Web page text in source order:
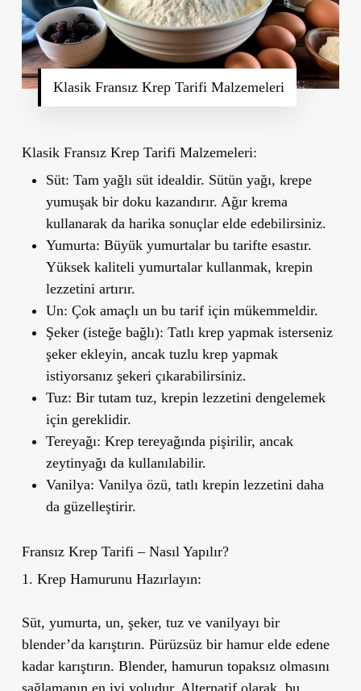
Klasik Fransız Krep Tarifi Malzemeleri
Klasik Fransız Krep Tarifi Malzemeleri:
Süt: Tam yağlı süt idealdir. Sütün yağı, krepe
yumuşak bir doku kazandırır. Ağır krema
kullanarak da harika sonuçlar elde edebilirsiniz.
Yumurta: Büyük yumurtalar bu tarifte esastır.
Yüksek kaliteli yumurtalar kullanmak, krepin
lezzetini artırır.
Un: Çok amaçlı un bu tarif için mükemmeldir.
Şeker (isteğe bağlı): Tatlı krep yapmak isterseniz
şeker ekleyin, ancak tuzlu krep yapmak
istiyorsanız şekeri çıkarabilirsiniz.
Tuz: Bir tutam tuz, krepin lezzetini dengelemek
için gereklidir.
Tereyağı: Krep tereyağında pişirilir, ancak
zeytinyağı da kullanılabilir.
Vanilya: Vanilya özü, tatlı krepin lezzetini daha
da güzelleştirir.
Fransız Krep Tarifi – Nasıl Yapılır?
1. Krep Hamurunu Hazırlayın:
Süt, yumurta, un, şeker, tuz ve vanilyayı bir
blender’da karıştırın. Pürüzsüz bir hamur elde edene
kadar karıştırın. Blender, hamurun topaksız olmasını
sağlamanın en iyi yoludur. Alternatif olarak, bu